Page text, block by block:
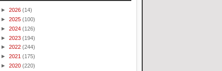
► 2026 (14)
► 2025 (100)
► 2024 (126)
► 2023 (194)
► 2022 (244)
► 2021 (175)
► 2020 (220)